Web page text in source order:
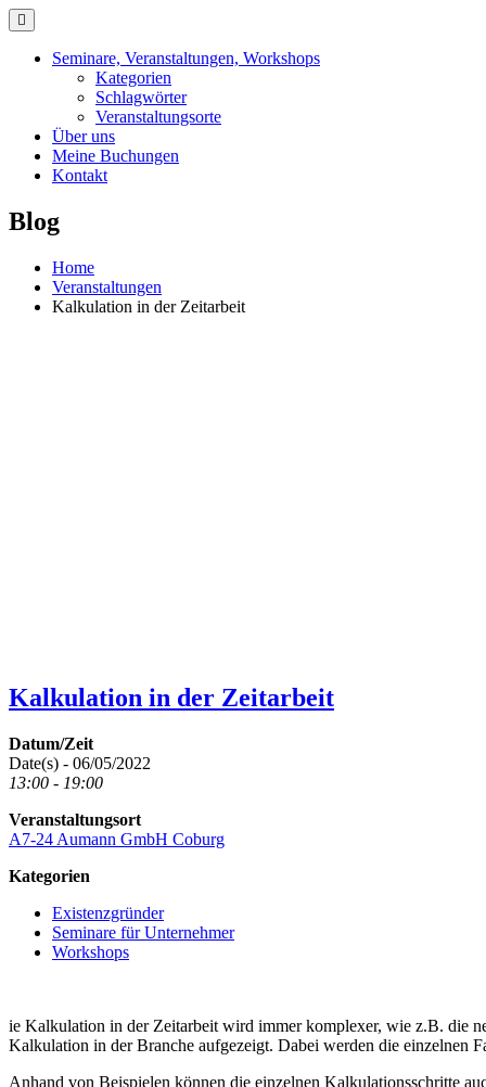
Skip
to
contentSeminare, Veranstaltungen, Workshops
Kategorien
Schlagwörter
Veranstaltungsorte
Über uns
Meine Buchungen
Kontakt
Blog
Home
Veranstaltungen
Kalkulation in der Zeitarbeit
Kalkulation in der Zeitarbeit
Datum/Zeit
Date(s) - 06/05/2022
13:00 - 19:00
Veranstaltungsort
A7-24 Aumann GmbH Coburg
Kategorien
Existenzgründer
Seminare für Unternehmer
Workshops
ie Kalkulation in der Zeitarbeit wird immer komplexer, wie z.B. die
Kalkulation in der Branche aufgezeigt. Dabei werden die einzelnen
Anhand von Beispielen können die einzelnen Kalkulationsschritte